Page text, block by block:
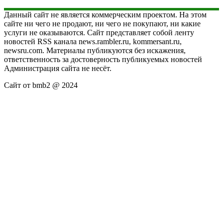
Данный сайт не является коммерческим проектом. На этом
сайте ни чего не продают, ни чего не покупают, ни какие
услуги не оказываются. Сайт представляет собой ленту
новостей RSS канала news.rambler.ru, kommersant.ru,
newsru.com. Материалы публикуются без искажения,
ответственность за достоверность публикуемых новостей
Администрация сайта не несёт.
Сайт от bmb2 @ 2024